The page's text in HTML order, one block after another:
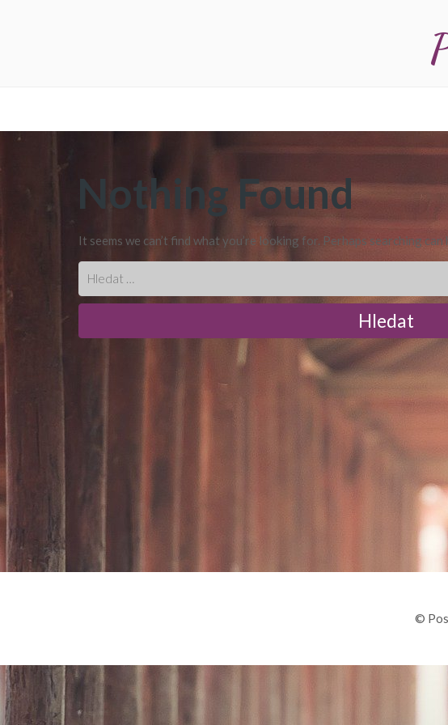
Nothing Found
It seems we can’t find what you’re looking for. Perhaps searching can
©